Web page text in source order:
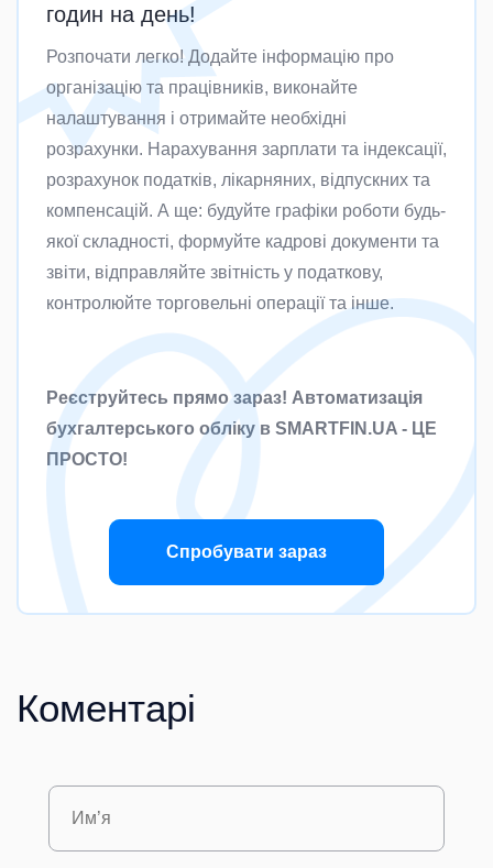
годин на день!
Розпочати легко! Додайте інформацію про
організацію та працівників, виконайте
налаштування і отримайте необхідні
розрахунки. Нарахування зарплати та індексації,
розрахунок податків, лікарняних, відпускних та
компенсацій. А ще: будуйте графіки роботи будь-
якої складності, формуйте кадрові документи та
звіти, відправляйте звітність у податкову,
контролюйте торговельні операції та інше.
Реєструйтесь прямо зараз! Автоматизація
бухгалтерського обліку в SMARTFIN.UA - ЦЕ
ПРОСТО!
Спробувати зараз
Коментарі